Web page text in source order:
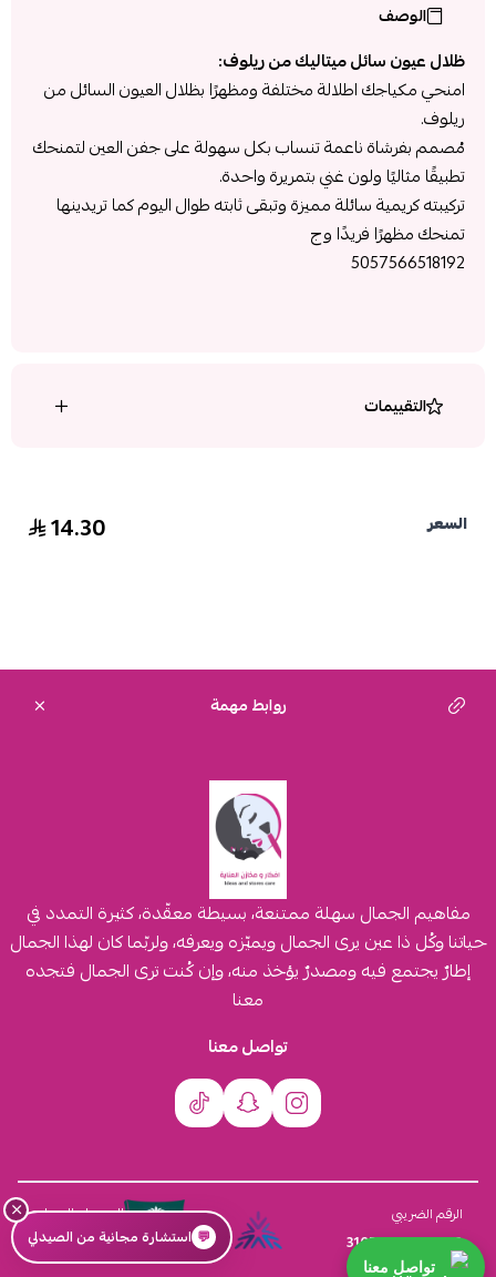
الوصف
ظلال عيون سائل ميتاليك من ريلوف:
امنحي مكياجك اطلالة مختلفة ومظهرًا بظلال العيون السائل من
ريلوف.
مُصمم بفرشاة ناعمة تنساب بكل سهولة على جفن العين لتمنحك
تطبيقًا مثاليًا ولون غني بتمريرة واحدة.
تركيبته كريمية سائلة مميزة وتبقى ثابته طوال اليوم كما تريدينها
تمنحك مظهرًا فريدًا وج
5057566518192
التقييمات
السعر 14.30
روابط مهمة
مفاهيم الجمال سهلة ممتنعة، بسيطة معقّدة، كثيرة التمدد في
حياتنا وكُل ذا عين يرى الجمال ويميّزه ويعرفه، ولربّما كان لهذا الجمال
إطارٌ يجتمع فيه ومصدرٌ يؤخذ منه، وإن كُنت ترى الجمال فتجده
معنا
تواصل معنا
الرقم الضريبي
310555259800003
السجل التجاري
4030431116
تواصل معنا
×
💬 استشارة مجانية من الصيدلي